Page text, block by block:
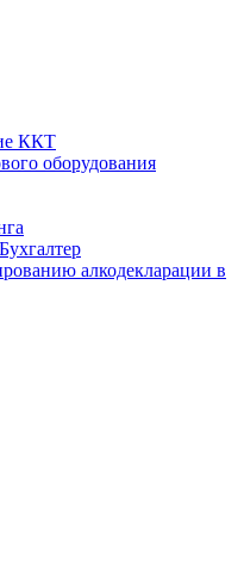
ККТ
оборудования
алкодекларации в